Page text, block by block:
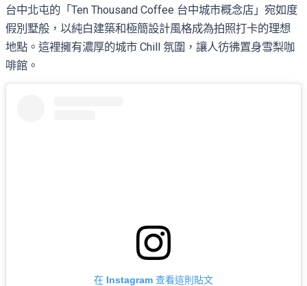
台中北屯的「Ten Thousand Coffee 台中城市概念店」宛如度
假別墅般，以純白建築和極簡設計風格成為拍照打卡的理想
地點。這裡擁有濃厚的城市 Chill 氛圍，讓人彷彿置身雪梨咖
啡館。
在 Instagram 查看這則貼文